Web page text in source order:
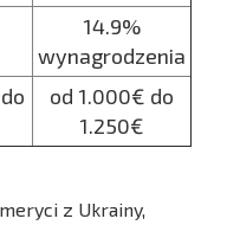
14.9%
wynagrodzenia
od 1.000€ do
1.250€
z Ukrainy,